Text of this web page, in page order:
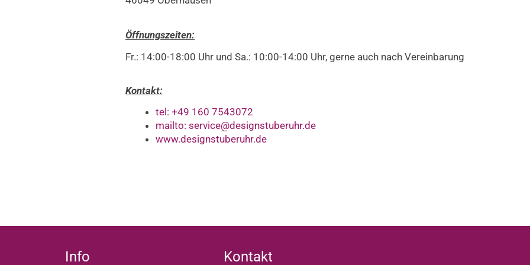
Öffnungszeiten:
Fr.: 14:00-18:00 Uhr und Sa.: 10:00-14:00 Uhr, gerne auch nach Vereinbarung
Kontakt:
tel: +49 160 7543072
mailto: service@designstuberuhr.de
www.designstuberuhr.de
Info Kontakt